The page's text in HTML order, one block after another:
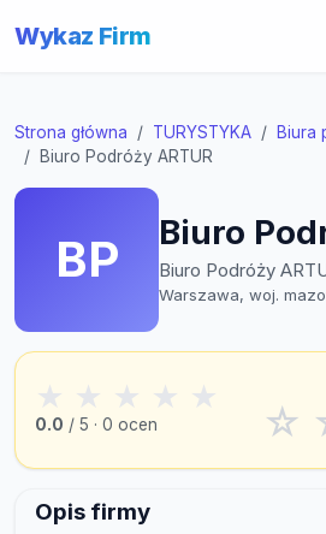
Wykaz Firm
Strona główna TURYSTYKA
Biura
Biuro Podróży ARTUR
BP Biuro
Biuro Podróży
Warszawa, woj.
★ ★ ★ ★ ★
0.0 / 5 · 0 ocen ☆
Opis firmy